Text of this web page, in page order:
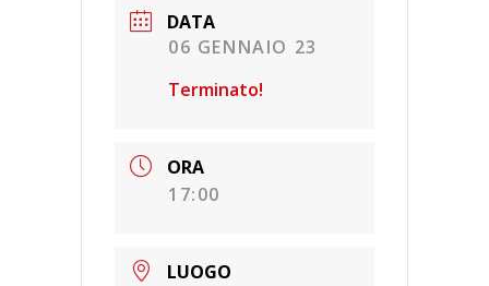
DATA
06 GENNAIO 23
Terminato!
ORA
17:00
LUOGO